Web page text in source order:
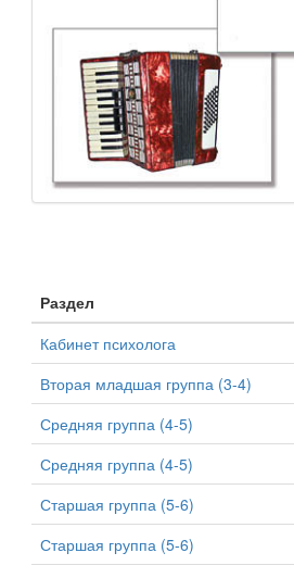
Раздел
Кабинет психолога
Вторая младшая группа (3-4)
Средняя группа (4-5)
Средняя группа (4-5)
Старшая группа (5-6)
Старшая группа (5-6)